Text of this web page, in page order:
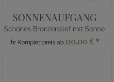
SONNENAUFGANG
Schönes Bronzerelief mit Sonne
Ihr Komplettpreis ab 110,00 € *